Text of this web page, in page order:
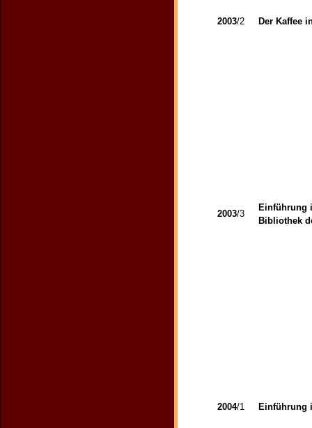
2003/2 Der Kaffee
2003/3
Einführung
Bibliothek
2004/1 Einführung